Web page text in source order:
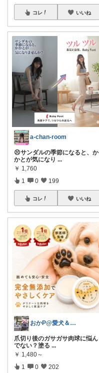
コレ いいね
a-chan-room
😣サンダルの季節になると、か
かとが気になり ...
￥ 1,760
1 0 199
コレ いいね
おかP@愛犬＆電脳生活
​爪切り後のガサガサ肉球に悩ん
でない？塗る ...
￥ 1,480～
1 0 202